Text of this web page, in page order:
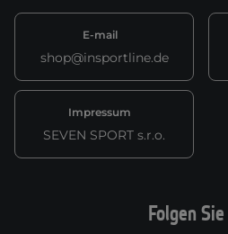
E-mail
shop@insportline.de
Impressum
SEVEN SPORT s.r.o.
Folgen